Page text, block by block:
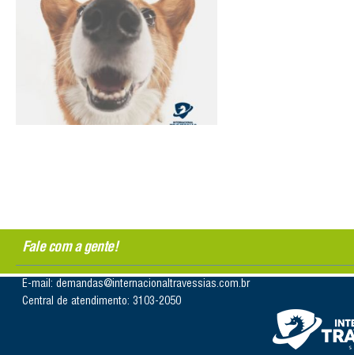
Fale com a gente!
E-mail: demandas@internacionaltravessias.com.br
Central de atendimento: 3103-2050